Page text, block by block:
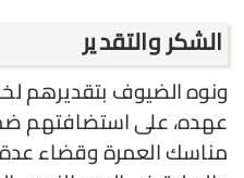
الشكر والتقدير
ونوه الضيوف بتقديرهم
عهده، على استضافتهم
مناسك العمرة وقضاء عدة